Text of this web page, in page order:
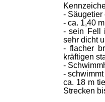
- Säugetier
- ca. 1,40
- sein Fell
sehr dicht
- flacher
kräftigen
-
-
ca. 18 m
Strecken